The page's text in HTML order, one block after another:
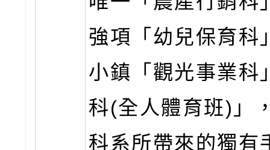
強項「幼兒保育科
小鎮「觀光事業科
科(全人體育班)」
科系所帶來的獨有